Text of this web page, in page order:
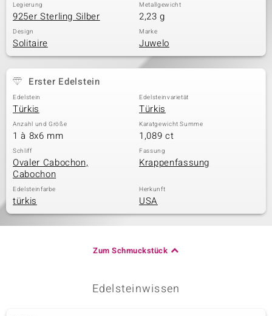
Legierung
925er Sterling Silber
Metallgewicht
2,23 g
Design
Solitaire
Marke
Juwelo
Erster Edelstein
Edelstein
Türkis
Edelsteinvarietät
Türkis
Anzahl und Größe
1 à 8x6 mm
Karatgewicht Summe
1,089 ct
Schliff
Ovaler Cabochon,
Cabochon
Fassung
Krappenfassung
Edelsteinfarbe
türkis
Herkunft
USA
Zum Schmuckstück
Edelsteinwissen